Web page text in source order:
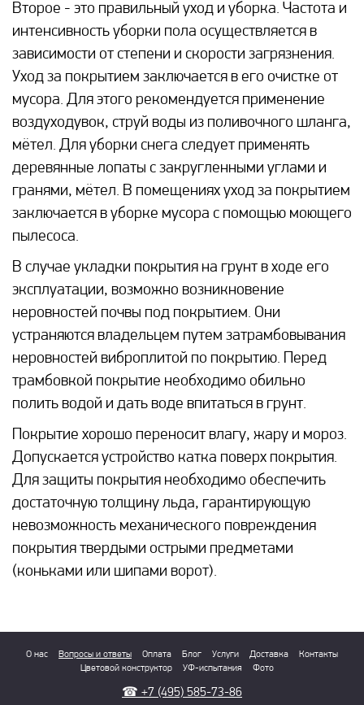
Второе - это правильный уход и уборка. Частота и
интенсивность уборки пола осуществляется в
зависимости от степени и скорости загрязнения.
Уход за покрытием заключается в его очистке от
мусора. Для этого рекомендуется применение
воздуходувок, струй воды из поливочного шланга,
мётел. Для уборки снега следует применять
деревянные лопаты с закругленными углами и
гранями, мётел. В помещениях уход за покрытием
заключается в уборке мусора с помощью моющего
пылесоса.
В случае укладки покрытия на грунт в ходе его
эксплуатации, возможно возникновение
неровностей почвы под покрытием. Они
устраняются владельцем путем затрамбовывания
неровностей виброплитой по покрытию. Перед
трамбовкой покрытие необходимо обильно
полить водой и дать воде впитаться в грунт.
Покрытие хорошо переносит влагу, жару и мороз.
Допускается устройство катка поверх покрытия.
Для защиты покрытия необходимо обеспечить
достаточную толщину льда, гарантирующую
невозможность механического повреждения
покрытия твердыми острыми предметами
(коньками или шипами ворот).
О нас Вопросы и ответы Оплата Блог Услуги Доставка
Контакты
Цветовой конструктор
УФ-испытания Фото
☎ +7 (495) 585-73-86